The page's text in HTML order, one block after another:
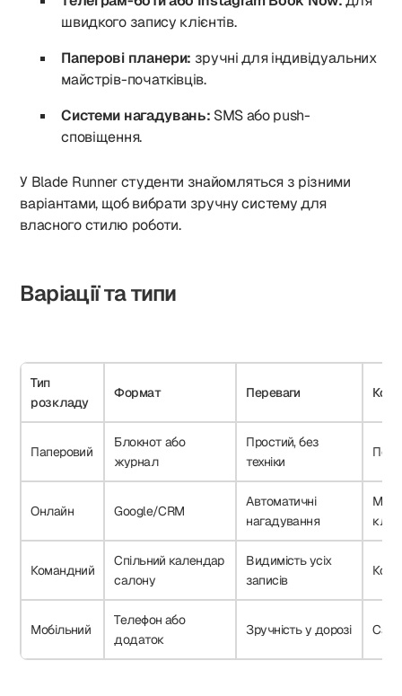
швидкого запису клієнтів.
Паперові планери: зручні для індивідуальних
майстрів-початківців.
Системи нагадувань: SMS або push-
сповіщення.
У Blade Runner студенти знайомляться з різними
варіантами, щоб вибрати зручну систему для
власного стилю роботи.
Варіації та типи
Тип
розкладу
Формат Переваги
Паперовий
Блокнот або
журнал
Простий, без
техніки
Онлайн Google/CRM
Автоматичні
нагадування
Командний
Спільний календар
салону
Видимість усіх
записів
Мобільний
Телефон або
додаток
Зручність у дорозі